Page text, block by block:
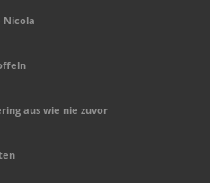
Nicola
aus wie nie zuvor